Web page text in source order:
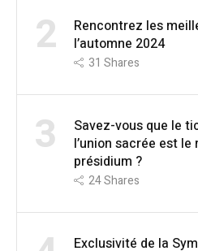
2
Rencontrez les
l’automne 2024
31 Shares
3
Savez-vous que le
l’union sacrée est
présidium ?
24Shares
Exclusivité de la